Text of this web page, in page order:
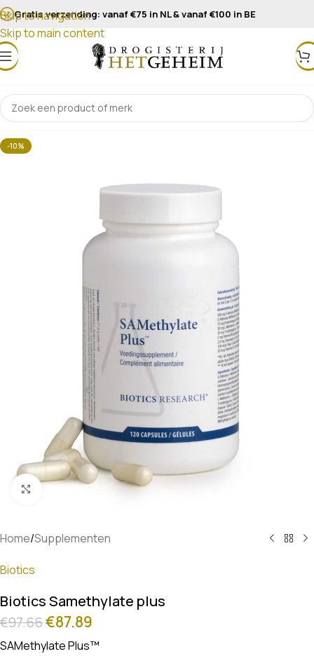
Skip to navigation
Skip to main content
Gratis verzending: vanaf €75 in NL & vanaf €100 in BE
-10%
Klik om te vergroten
Home/Supplementen
Biotics
Biotics Samethylate plus
€97.66€87.89
SAMethylate Plus™